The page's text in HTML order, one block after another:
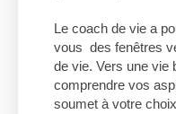
Le coach de vie a
vous des fenêtres
de vie. Vers une vie
comprendre vos
soumet à votre